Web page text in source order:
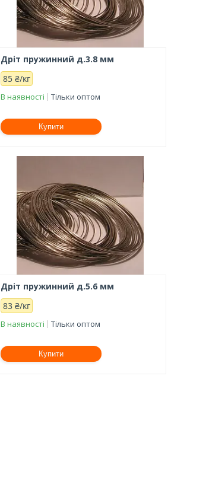
Дріт пружинний д.3.8 мм
85 ₴/кг
В наявності Тільки оптом
Купити
Дріт пружинний д.5.6 мм
83 ₴/кг
В наявності Тільки оптом
Купити